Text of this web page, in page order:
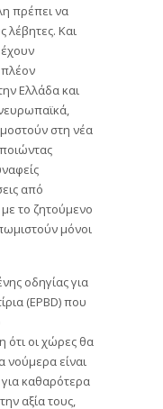
πρέπει να
λέβητες. Και
Ελλάδα και
στη νέα
από
το ζητούμενο
μόνοι
οδηγίας για
(EPBD) που
οι χώρες θα
νούμερα είναι
για καθαρότερα
αξία τους,